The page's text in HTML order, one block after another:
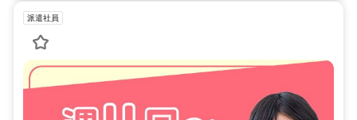
派遣社員